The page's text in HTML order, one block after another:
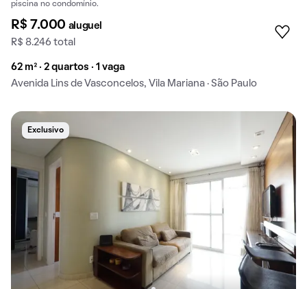
piscina no condomínio.
R$ 7.000 aluguel
R$ 8.246 total
62 m² · 2 quartos · 1 vaga
Avenida Lins de Vasconcelos, Vila Mariana · São Paulo
Exclusivo